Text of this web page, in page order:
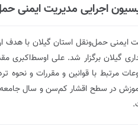
اجرایی مدیریت ایمنی
حمل‌ونقل استان گیلان با هدف
گیلان برگزار شد. علی اوسط‌اکبری
مرتبط با قوانین و مقررات و نحوه
در سطح اقشار کم‌سن و سال جامعه